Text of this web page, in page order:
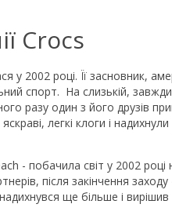
Crocs
у 2002 році. Її засновник,
спорт. На слизькій,
разу один з його друзів
легкі клоги і
- побачила світ у 2002
після закінчення
ще більше і